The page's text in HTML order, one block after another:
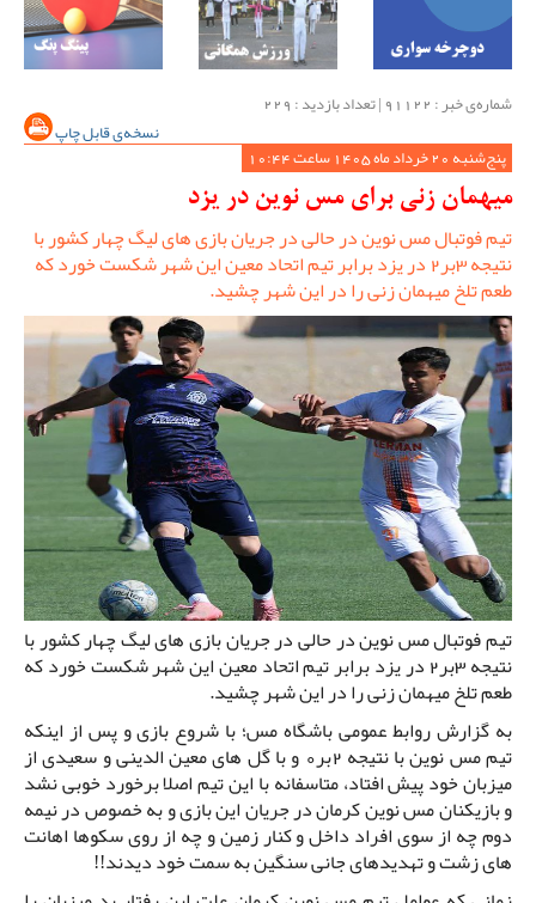
شماره‌ی خبر : ‌91122 | تعداد بازدید : 229
نسخه‌ی قابل چاپ
پنج‌شنبه 20 خرداد ماه 1405 ساعت 10:44
میهمان زنی برای مس نوین در یزد
تیم فوتبال مس نوین در حالی در جریان بازی های لیگ چهار کشور با
نتیجه 3بر2 در یزد برابر تیم اتحاد معین این شهر شکست خورد که
طعم تلخ میهمان زنی را در این شهر چشید.
تیم فوتبال مس نوین در حالی در جریان بازی های لیگ چهار کشور با
نتیجه 3بر2 در یزد برابر تیم اتحاد معین این شهر شکست خورد که
طعم تلخ میهمان زنی را در این شهر چشید.
به گزارش روابط عمومی باشگاه مس؛ با شروع بازی و پس از اینکه
تیم مس نوین با نتیجه 2بر0 و با گل های معین الدینی و سعیدی از
میزبان خود پیش افتاد، متاسفانه با این تیم اصلا برخورد خوبی نشد
و بازیکنان مس نوین کرمان در جریان این بازی و به خصوص در نیمه
دوم چه از سوی افراد داخل و کنار زمین و چه از روی سکوها اهانت
های زشت و تهدیدهای جانی سنگین به سمت خود دیدند!!